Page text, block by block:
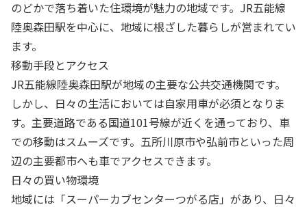
のどかで落ち着いた住環境が魅力の地域です。JR五能線
陸奥森田駅を中心に、地域に根ざした暮らしが営まれてい
ます。
移動手段とアクセス
JR五能線陸奥森田駅が地域の主要な公共交通機関です。
しかし、日々の生活においては自家用車が必須となりま
す。主要道路である国道101号線が近くを通っており、車
での移動はスムーズです。五所川原市や弘前市といった周
辺の主要都市へも車でアクセスできます。
日々の買い物環境
地域には「スーパーカブセンターつがる店」があり、日々